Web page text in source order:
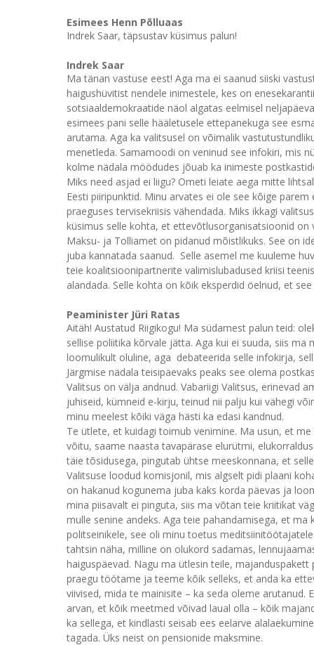
Esimees Henn Põlluaas
Indrek Saar, täpsustav küsimus palun!
Indrek Saar
Ma tänan vastuse eest! Aga ma ei saanud siiski
haigushüvitist nendele inimestele, kes on
sotsiaaldemokraatide näol algatas eelmisel
esimees pani selle hääletusele ettepanekuga see
arutama. Aga ka valitsusel on võimalik
menetleda. Samamoodi on veninud see infokiri, mis
kolme nädala möödudes jõuab ka inimeste
Miks need asjad ei liigu? Ometi leiate aega mitte
Eesti piiripunktid. Minu arvates ei ole see kõige
praeguses tervisekriisis vähendada. Miks ikkagi
küsimus selle kohta, et ettevõtlusorganisatsioonid on
Maksu- ja Tolliamet on pidanud mõistlikuks. See on
juba kannatada saanud. Selle asemel me kuuleme
teie koalitsioonipartnerite valimislubadused kriisi
alandada. Selle kohta on kõik eksperdid öelnud, et
Peaminister Jüri Ratas
Aitäh! Austatud Riigikogu! Ma südamest palun teid:
sellise poliitika kõrvale jätta. Aga kui ei suuda, siis
loomulikult oluline, aga debateerida selle infokirja,
Järgmise nädala teisipäevaks peaks see olema
Valitsus on välja andnud. Vabariigi Valitsus, erinevad
juhiseid, kümneid e-kirju, teinud nii palju kui vähegi
minu meelest kõiki väga hästi ka edasi kandnud.
Te ütlete, et kuidagi toimub venimine. Ma usun, et
võitu, saame naasta tavapärase elurütmi,
täie tõsidusega, pingutab ühtse meeskonnana, et
Valitsuse loodud komisjonil, mis algselt pidi plaani
on hakanud kogunema juba kaks korda päevas ja
mina piisavalt ei pinguta, siis ma võtan teie kriitikat
mulle senine andeks. Aga teie pahandamisega, et
politseinikele, see oli minu toetus
tahtsin näha, milline on olukord sadamas,
haiguspäevad. Nagu ma ütlesin teile,
praegu töötame ja teeme kõik selleks, et anda ka
viivised, mida te mainisite – ka seda oleme arutanud.
arvan, et kõik meetmed võivad laual olla – kõik
ka sellega, et kindlasti seisab ees eelarve
tagada. Üks neist on pensionide maksmine.